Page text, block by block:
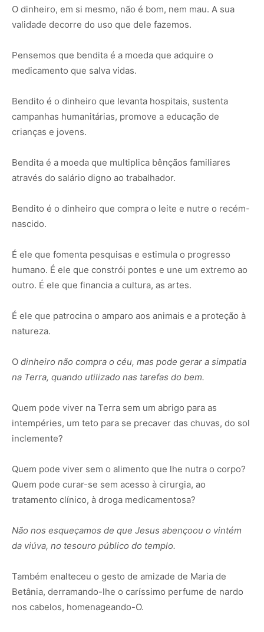
O dinheiro, em si mesmo, não é bom, nem mau. A sua
validade decorre do uso que dele fazemos.
Pensemos que bendita é a moeda que adquire o
medicamento que salva vidas.
Bendito é o dinheiro que levanta hospitais, sustenta
campanhas humanitárias, promove a educação de
crianças e jovens.
Bendita é a moeda que multiplica bênçãos familiares
através do salário digno ao trabalhador.
Bendito é o dinheiro que compra o leite e nutre o recém-
nascido.
É ele que fomenta pesquisas e estimula o progresso
humano. É ele que constrói pontes e une um extremo ao
outro. É ele que financia a cultura, as artes.
É ele que patrocina o amparo aos animais e a proteção à
natureza.
O dinheiro não compra o céu, mas pode gerar a simpatia
na Terra, quando utilizado nas tarefas do bem.
Quem pode viver na Terra sem um abrigo para as
intempéries, um teto para se precaver das chuvas, do sol
inclemente?
Quem pode viver sem o alimento que lhe nutra o corpo?
Quem pode curar-se sem acesso à cirurgia, ao
tratamento clínico, à droga medicamentosa?
Não nos esqueçamos de que Jesus abençoou o vintém
da viúva, no tesouro público do templo.
Também enalteceu o gesto de amizade de Maria de
Betânia, derramando-lhe o caríssimo perfume de nardo
nos cabelos, homenageando-O.